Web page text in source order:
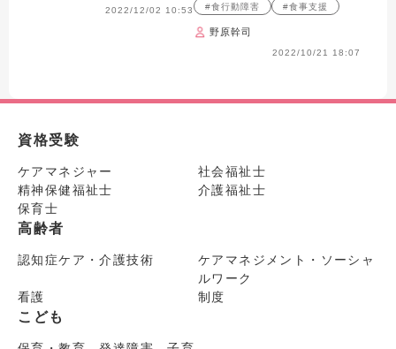
2022/12/02 10:53
#食行動障害
#食事支援
野原幹司
2022/10/21 18:07
資格受験
ケアマネジャー
社会福祉士
精神保健福祉士
介護福祉士
保育士
高齢者
認知症ケア・介護技術
ケアマネジメント・ソーシャ
ルワーク
看護
制度
こども